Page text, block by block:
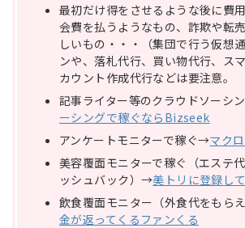
最初だけ得をさせるような後に費
会費を払うようなもの、詐欺や転
しいもの・・・（集団で行う仮想
ンや、落札代行、買い物代行、ス
カウント作成代行などは要注意。
記事ライター等のクラウドソーシ
ーシングで稼ぐならBizseek
アンケートモニターで稼ぐ→マク
美容覆面モニターで稼ぐ（エステ
ッシュバック）→美トリに登録し
飲食覆面モニター（外食代をもら
金が返ってくるファンくる